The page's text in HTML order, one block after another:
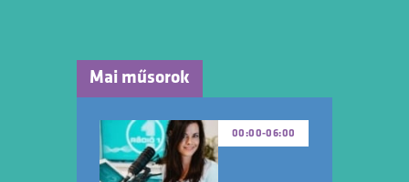
Mai műsorok
00:00-06:00